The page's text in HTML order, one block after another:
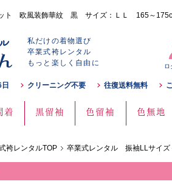
ト 欧風装飾華紋 黒 サイズ：ＬＬ 165～
私だけの着物選び
卒業式袴レンタル
もっと楽しく自由に
ロ
クリーニング不要 往復送料無料
着 黒留袖 色留袖 色無地
袴レンタルTOP 卒業式レンタル 振袖LLサイ